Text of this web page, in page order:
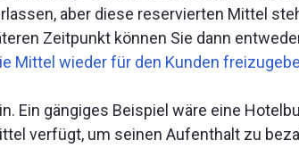
aber diese reservierten Mittel
Zeitpunkt können Sie dann
Mittel wieder für den Kunden
Ein gängiges Beispiel wäre eine
verfügt, um seinen Aufenthalt zu